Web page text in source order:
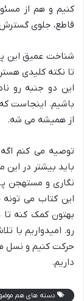
کنیم و هم از
قاطع، جلوی گسترش
شناخت عمیق این
تا نکته کلیدی
این دو جنبه رو
باشیم. اینجاست
از همیشه می شه.
توصیه می کنم
باید بیشتر در این
نگاری و مستهجن
این کتاب می
بهتون کمک کنه
رو. امیدواریم با
حرکت کنیم و نسل
داریم.
دسته های هم